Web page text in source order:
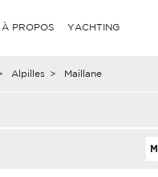
À PROPOS YACHTING
Alpilles > Maillane